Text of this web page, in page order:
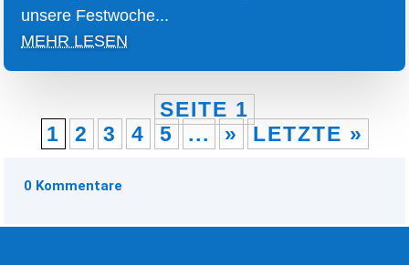
unsere Festwoche...
MEHR LESEN
SEITE 1
1
2 3 4 5 ... » LETZTE »
0 Kommentare